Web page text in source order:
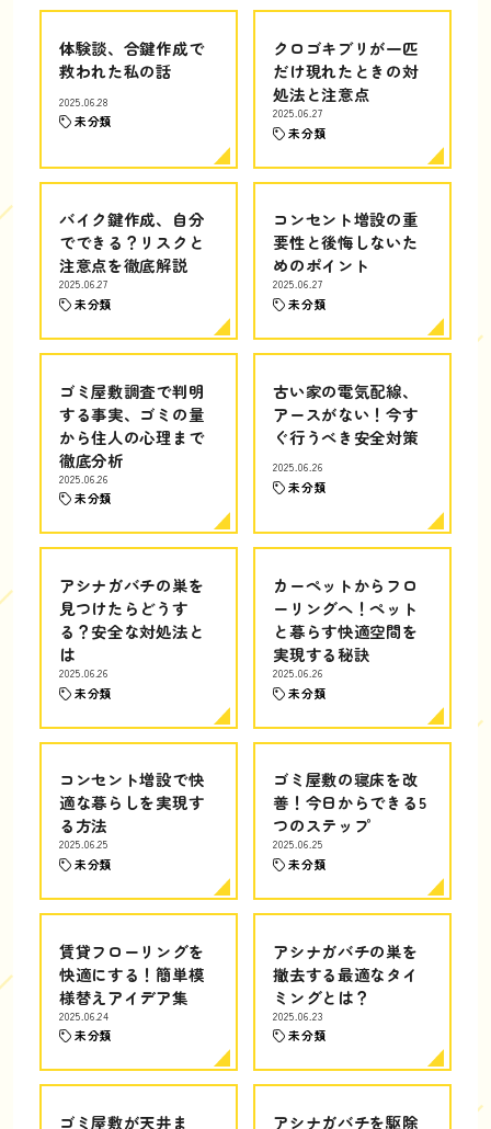
体験談、合鍵作成で
救われた私の話
2025.06.28
未分類
クロゴキブリが一匹
だけ現れたときの対
処法と注意点
2025.06.27
未分類
バイク鍵作成、自分
でできる？リスクと
注意点を徹底解説
2025.06.27
未分類
コンセント増設の重
要性と後悔しないた
めのポイント
2025.06.27
未分類
ゴミ屋敷調査で判明
する事実、ゴミの量
から住人の心理まで
徹底分析
2025.06.26
未分類
古い家の電気配線、
アースがない！今す
ぐ行うべき安全対策
2025.06.26
未分類
アシナガバチの巣を
見つけたらどうす
る？安全な対処法と
は
2025.06.26
未分類
カーペットからフロ
ーリングへ！ペット
と暮らす快適空間を
実現する秘訣
2025.06.26
未分類
コンセント増設で快
適な暮らしを実現す
る方法
2025.06.25
未分類
ゴミ屋敷の寝床を改
善！今日からできる5
つのステップ
2025.06.25
未分類
賃貸フローリングを
快適にする！簡単模
様替えアイデア集
2025.06.24
未分類
アシナガバチの巣を
撤去する最適なタイ
ミングとは？
2025.06.23
未分類
ゴミ屋敷が天井ま アシナガバチを駆除